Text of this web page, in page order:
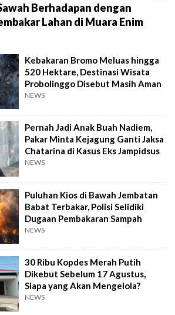
Berhadapan dengan
Lahan di Muara Enim
Kebakaran Bromo Meluas hingga
520 Hektare, Destinasi Wisata
Probolinggo Disebut Masih Aman
NEWS
Pernah Jadi Anak Buah Nadiem,
Pakar Minta Kejagung Ganti Jaksa
Chatarina di Kasus Eks Jampidsus
NEWS
Puluhan Kios di Bawah Jembatan
Babat Terbakar, Polisi Selidiki
Dugaan Pembakaran Sampah
NEWS
30 Ribu Kopdes Merah Putih
Dikebut Sebelum 17 Agustus,
Siapa yang Akan Mengelola?
NEWS